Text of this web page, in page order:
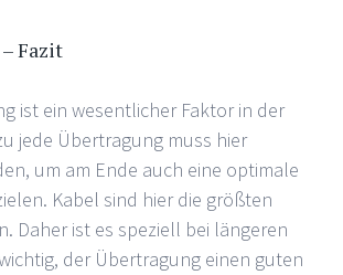
Fazit
ist ein wesentlicher Faktor in der
jede Übertragung muss hier
um am Ende auch eine optimale
Kabel sind hier die größten
Daher ist es speziell bei längeren
der Übertragung einen guten